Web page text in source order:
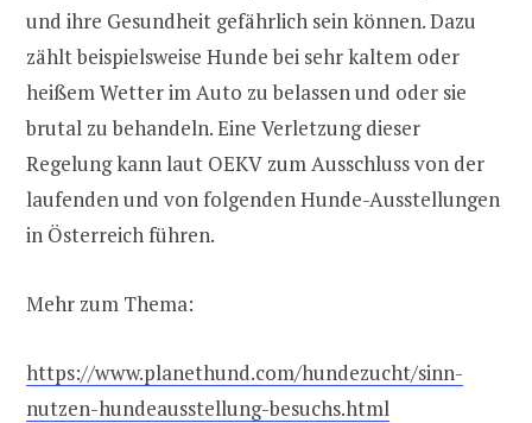
und ihre Gesundheit gefährlich sein können. Dazu
zählt beispielsweise Hunde bei sehr kaltem oder
heißem Wetter im Auto zu belassen und oder sie
brutal zu behandeln. Eine Verletzung dieser
Regelung kann laut OEKV zum Ausschluss von der
laufenden und von folgenden Hunde-Ausstellungen
in Österreich führen.
Mehr zum Thema:
https://www.planethund.com/hundezucht/sinn-
nutzen-hundeausstellung-besuchs.html